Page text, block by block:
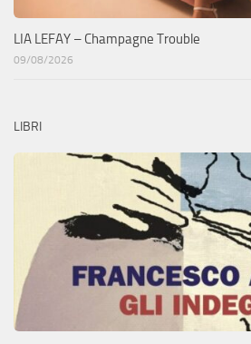
LIA LEFAY – Champagne Trouble
09/08/2026
LIBRI